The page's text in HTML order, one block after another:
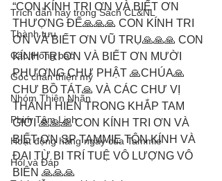
Trích dẫn hay trong Sách CL&NL
Thành tựu
Các thông báo
Góc chân thiện mỹ
Nhóm Thiên Nhãn
Phim Tâm Linh
Hoạt động hằng ngày của Tammie
Hỏi và Đáp
“CON KÍNH TRI ƠN VÀ BIẾT ƠN
THƯỢNG ĐẾ🙏🙏🙏 CON KÍNH TRI
ƠN VÀ BIẾT ƠN VŨ TRỤ🙏🙏🙏 CON
KÍNH TRI ƠN VÀ BIẾT ƠN MƯỜI
PHƯƠNG CHƯ PHẬT 🙏CHÚA🙏
CHƯ BỒ TÁT🙏 VÀ CÁC CHƯ VỊ
THÁNH HIỀN TRONG KHẮP TAM
GIỚI 🙏🙏🙏 CON KÍNH TRI ƠN VÀ
BIẾT ƠN SP TAMMIE TÔN KÍNH VÀ
ĐẠI TỪ BI TRÍ TUỆ VÔ LƯỢNG VÔ
BIÊN 🙏🙏🙏